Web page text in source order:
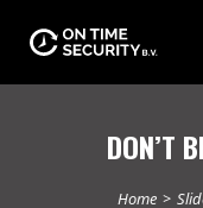
DON’T
Home >